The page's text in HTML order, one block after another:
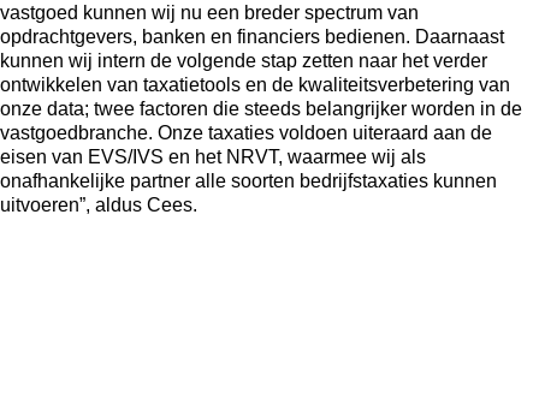
vastgoed kunnen wij nu een breder spectrum van
opdrachtgevers, banken en financiers bedienen. Daarnaast
kunnen wij intern de volgende stap zetten naar het verder
ontwikkelen van taxatietools en de kwaliteitsverbetering van
onze data; twee factoren die steeds belangrijker worden in de
vastgoedbranche. Onze taxaties voldoen uiteraard aan de
eisen van EVS/IVS en het NRVT, waarmee wij als
onafhankelijke partner alle soorten bedrijfstaxaties kunnen
uitvoeren”, aldus Cees.